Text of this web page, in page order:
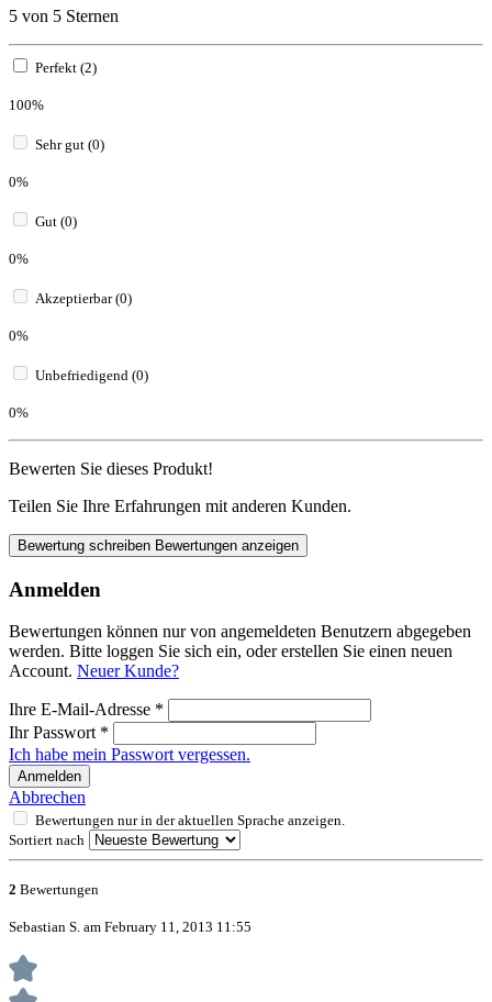
5 von 5 Sternen
Perfekt (2)
100%
Sehr gut (0)
0%
Gut (0)
0%
Akzeptierbar (0)
0%
Unbefriedigend (0)
0%
Bewerten Sie dieses Produkt!
Teilen Sie Ihre Erfahrungen mit anderen Kunden.
Bewertung schreiben Bewertungen anzeigen
Anmelden
Bewertungen können nur von angemeldeten Benutzern abgegeben
werden. Bitte loggen Sie sich ein, oder erstellen Sie einen neuen
Account. Neuer Kunde?
Ihre E-Mail-Adresse *
Ihr Passwort *
Ich habe mein Passwort vergessen.
Anmelden
Abbrechen
Bewertungen nur in der aktuellen Sprache anzeigen.
Sortiert nach
2 Bewertungen
Sebastian S. am February 11, 2013 11:55